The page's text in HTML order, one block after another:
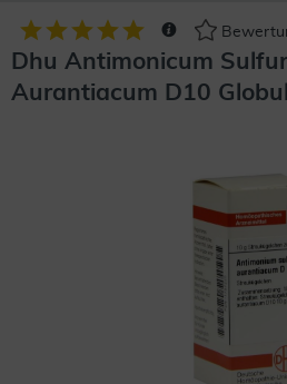
Dhu Antimonicum
Aurantiacum D10